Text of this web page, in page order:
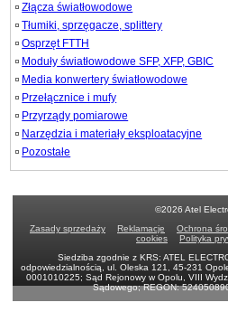
Złącza światłowodowe
Tłumiki, sprzęgacze, splittery
Osprzęt FTTH
Moduły światłowodowe SFP, XFP, GBIC
Media konwertery światłowodowe
Przełącznice i mufy
Przyrządy pomiarowe
Narzędzia i materiały eksploatacyjne
Pozostałe
©2026 Atel
Zasady sprzedaży
Reklamacje Ochrona
cookies
Polityka
Siedziba zgodnie z KRS: ATEL
odpowiedzialnością, ul. Oleska 121, 45-231
0001010225; Sąd Rejonowy w Opolu, VIII
Sądowego; REGON: